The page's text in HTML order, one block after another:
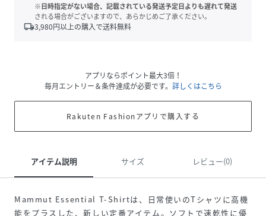
※日時指定がない場合、記載されている発送予定日よりも遅れて発送
される場合がございますので、あらかじめご了承ください。
local_shipping3,980円以上の購入で送料無料
アプリならポイント最大3倍！
毎月エントリー＆条件達成が必要です。 詳しくはこちら
Rakuten Fashionアプリで購入する
アイテム説明 サイズ レビュー(0)
Mammut Essential T-Shirtは、日常使いのTシャツに高機
能をプラスした、新しい定番アイテム。ソフトで速乾性に優